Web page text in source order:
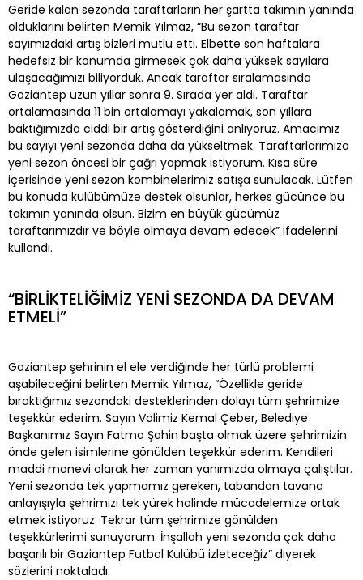
Geride kalan sezonda taraftarların her şartta takımın yanında
olduklarını belirten Memik Yılmaz, “Bu sezon taraftar
sayımızdaki artış bizleri mutlu etti. Elbette son haftalara
hedefsiz bir konumda girmesek çok daha yüksek sayılara
ulaşacağımızı biliyorduk. Ancak taraftar sıralamasında
Gaziantep uzun yıllar sonra 9. Sırada yer aldı. Taraftar
ortalamasında 11 bin ortalamayı yakalamak, son yıllara
baktığımızda ciddi bir artış gösterdiğini anlıyoruz. Amacımız
bu sayıyı yeni sezonda daha da yükseltmek. Taraftarlarımıza
yeni sezon öncesi bir çağrı yapmak istiyorum. Kısa süre
içerisinde yeni sezon kombinelerimiz satışa sunulacak. Lütfen
bu konuda kulübümüze destek olsunlar, herkes gücünce bu
takımın yanında olsun. Bizim en büyük gücümüz
taraftarımızdır ve böyle olmaya devam edecek” ifadelerini
kullandı.
“BİRLİKTELİĞİMİZ YENİ SEZONDA DA DEVAM
ETMELİ”
Gaziantep şehrinin el ele verdiğinde her türlü problemi
aşabileceğini belirten Memik Yılmaz, “Özellikle geride
bıraktığımız sezondaki desteklerinden dolayı tüm şehrimize
teşekkür ederim. Sayın Valimiz Kemal Çeber, Belediye
Başkanımız Sayın Fatma Şahin başta olmak üzere şehrimizin
önde gelen isimlerine gönülden teşekkür ederim. Kendileri
maddi manevi olarak her zaman yanımızda olmaya çalıştılar.
Yeni sezonda tek yapmamız gereken, tabandan tavana
anlayışıyla şehrimizi tek yürek halinde mücadelemize ortak
etmek istiyoruz. Tekrar tüm şehrimize gönülden
teşekkürlerimi sunuyorum. İnşallah yeni sezonda çok daha
başarılı bir Gaziantep Futbol Kulübü izleteceğiz” diyerek
sözlerini noktaladı.